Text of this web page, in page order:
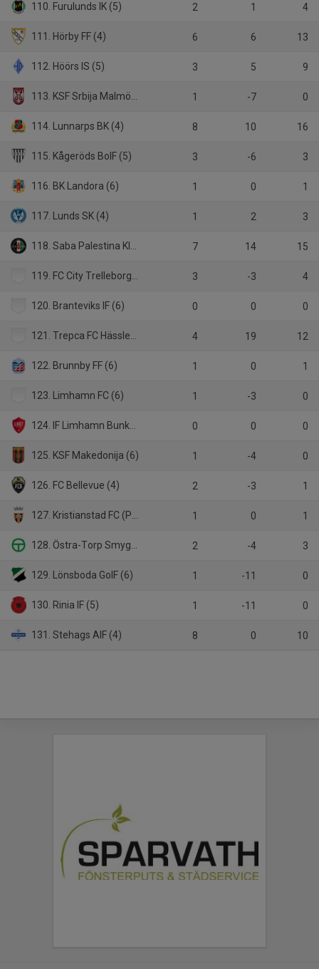
110. Furulunds IK (5) 2 1 4
111. Hörby FF (4) 6 6 13
112. Höörs IS (5) 3 5 9
113. KSF Srbija Malmö (5) 1 -7 0
114. Lunnarps BK (4) 8 10 16
115. Kågeröds BoIF (5) 3 -6 3
116. BK Landora (6) 1 0 1
117. Lunds SK (4) 1 2 3
118. Saba Palestina KIF (4) 7 14 15
119. FC City Trelleborg (5) 3 -3 4
120. Branteviks IF (6) 0 0 0
121. Trepca FC Hässleholm (4) 4 19 12
122. Brunnby FF (6) 1 0 1
123. Limhamn FC (6) 1 -3 0
124. IF Limhamn Bunkeflo (P19 Div.1) 0 0 0
125. KSF Makedonija (6) 1 -4 0
126. FC Bellevue (4) 2 -3 1
127. Kristianstad FC (P19) 1 0 1
128. Östra-Torp Smygehuk FF (5) 2 -4 3
129. Lönsboda GoIF (6) 1 -11 0
130. Rinia IF (5) 1 -11 0
131. Stehags AIF (4) 8 0 10